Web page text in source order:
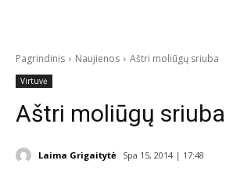
Pagrindinis Naujienos Aštri moliūgų sriuba
Virtuvė
Aštri moliūgų sriuba
Laima Grigaitytė Spa 15, 2014 | 17:48